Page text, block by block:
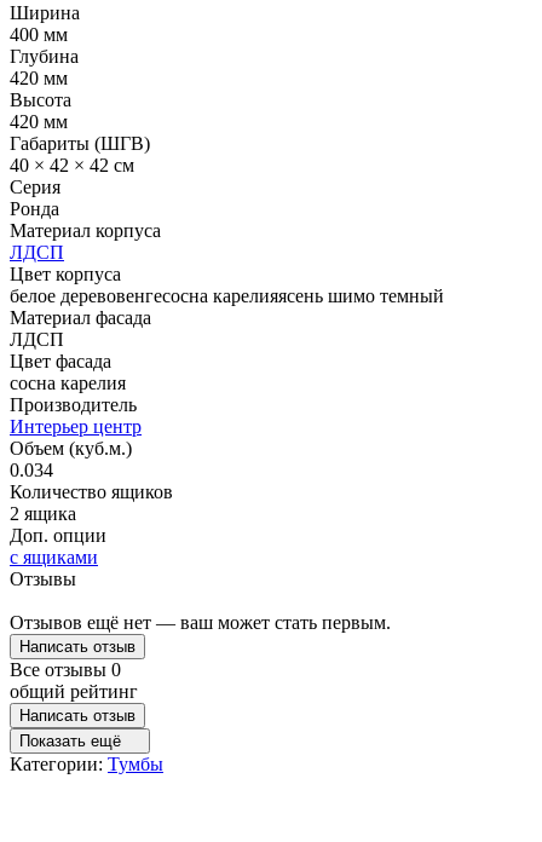
Ширина
400 мм
Глубина
420 мм
Высота
420 мм
Габариты (ШГВ)
40 × 42 × 42 см
Серия
Ронда
Материал корпуса
ЛДСП
Цвет корпуса
белое деревовенгесосна карелияясень шимо темный
Материал фасада
ЛДСП
Цвет фасада
сосна карелия
Производитель
Интерьер центр
Объем (куб.м.)
0.034
Количество ящиков
2 ящика
Доп. опции
с ящиками
Отзывы
Отзывов ещё нет — ваш может стать первым.
Написать отзыв
Все отзывы 0
общий рейтинг
Написать отзыв
Показать ещё
Категории: Тумбы